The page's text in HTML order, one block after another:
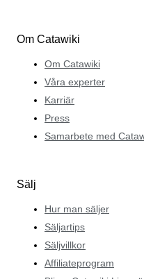
Om Catawiki
Om Catawiki
Våra experter
Karriär
Press
Samarbete med
Sälj
Hur man säljer
Säljartips
Säljvillkor
Affiliateprogram